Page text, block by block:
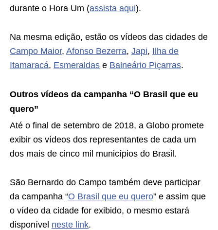
durante o Hora Um (assista aqui).
Na mesma edição, estão os vídeos das cidades de
Campo Maior, Afonso Bezerra, Japi, Ilha de
Itamaracá, Esmeraldas e Balneário Piçarras.
Outros vídeos da campanha “O Brasil que eu
quero”
Até o final de setembro de 2018, a Globo promete
exibir os vídeos dos representantes de cada um
dos mais de cinco mil municípios do Brasil.
São Bernardo do Campo também deve participar
da campanha “O Brasil que eu quero” e assim que
o vídeo da cidade for exibido, o mesmo estará
disponível neste link.